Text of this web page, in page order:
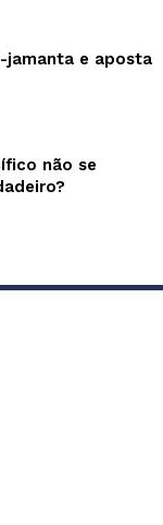
jamanta e aposta
não se